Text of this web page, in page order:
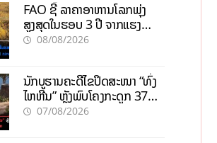
FAO ຊີ້ ລາຄາອາຫານໂລກພຸ່ງ
ສູງສຸດໃນຮອບ 3 ປີ ຈາກແຮງ
ກົດດັນຂອງສົງຄາມ, El nino
08/08/2026
ນັກບູຮານຄະດີໄຂປິດສະໜາ “ທົ່ງ
ໄຫຫີນ” ຫຼັງພົບໂຄງກະດູກ 37
ຄົນໃນຫີນຍັກ
07/08/2026